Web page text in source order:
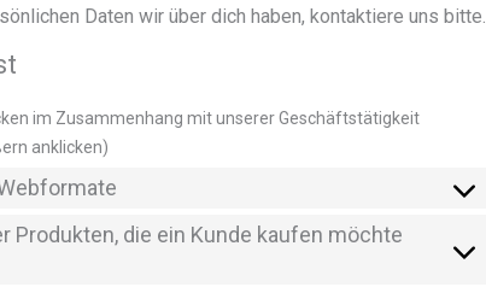
Daten wir über dich haben, kontaktiere uns bitte.
im Zusammenhang mit unserer Geschäftstätigkeit
anklicken)
Produkten, die ein Kunde kaufen möchte